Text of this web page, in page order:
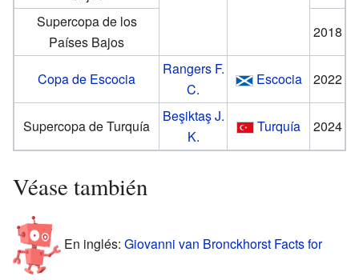
Supercopa de los
Países Bajos
2018
Copa de Escocia
Rangers F.
C.
Escocia 2022
Supercopa de Turquía
Beşiktaş J.
K.
Turquía 2024
Véase también
En inglés: Giovanni van Bronckhorst Facts for